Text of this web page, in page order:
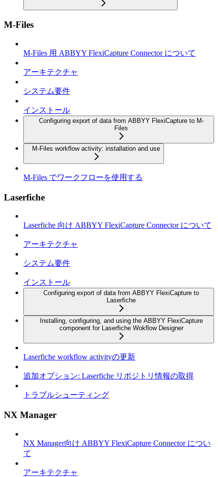
M-Files
M-Files 用 ABBYY FlexiCapture Connector について
アーキテクチャ
システム要件
インストール
Configuring export of data from ABBYY FlexiCapture to M-
Files
M-Files workflow activity: installation and use
M-Files でワークフローを使用する
Laserfiche
Laserfiche 向け ABBYY FlexiCapture Connector について
アーキテクチャ
システム要件
インストール
Configuring export of data from ABBYY FlexiCapture to
Laserfiche
Installing, configuring, and using the ABBYY FlexiCapture
component for Laserfiche Wokflow Designer
Laserfiche workflow activityの更新
追加オプション: Laserfiche リポジトリ情報の取得
トラブルシューティング
NX Manager
NX Manager向け ABBYY FlexiCapture Connector につい
て
アーキテクチャ